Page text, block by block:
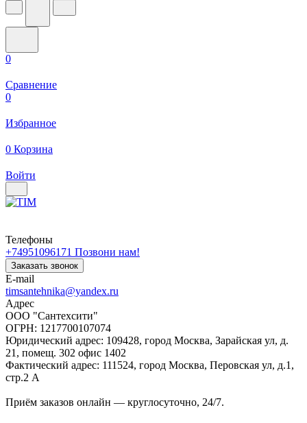
0
Сравнение
0
Избранное
0 Корзина
Войти
Телефоны
+74951096171 Позвони нам!
Заказать звонок
E-mail
timsantehnika@yandex.ru
Адрес
ООО "Сантехсити"
ОГРН: 1217700107074
Юридический адрес: 109428, город Москва, Зарайская ул, д.
21, помещ. 302 офис 1402
Фактический адрес: 111524, город Москва, Перовская ул, д.1,
стр.2 А
Приём заказов онлайн — круглосуточно, 24/7.